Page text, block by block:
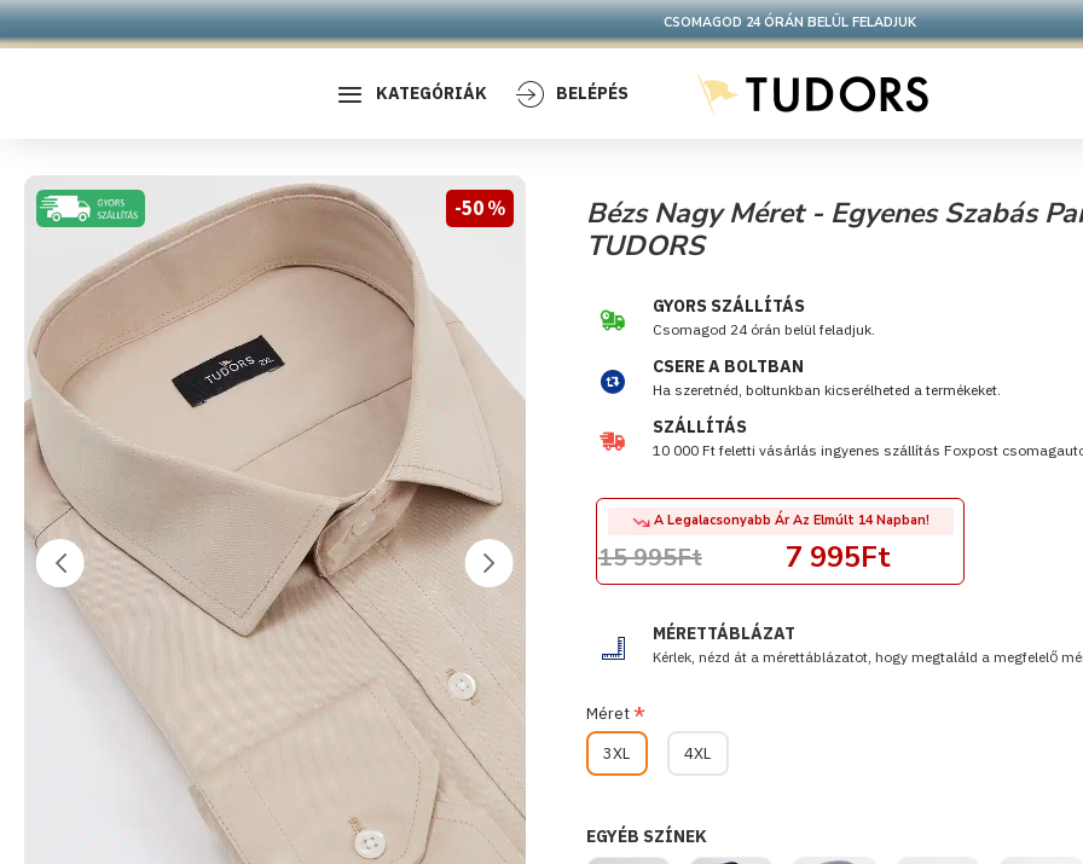
10.000 Ft FELETT INGYENES SZÁLLÍTÁS
FOXPOST CSOMAGAUTOMATÁBA !
KATEGÓRIÁK BELÉPÉS
-50 %
Bézs Nagy Méret - Egyenes Szabás
TUDORS
MÉRETTÁBLÁZAT
Kérlek, nézd át a mérettáblázatot, hogy megtaláld a megfelelő
7 995Ft
A Legalacsonyabb Ár Az Elmúlt 14 Napban!
15 995Ft
Méret
3XL
4XL
EGYÉB SZÍNEK
GYORS SZÁLLÍTÁS
Csomagod 24 órán belül feladjuk.
CSERE A BOLTBAN
Ha szeretnéd, boltunkban kicserélheted a termékeket.
SZÁLLÍTÁS
10 000 Ft feletti vásárlás ingyenes szállítás Foxpost